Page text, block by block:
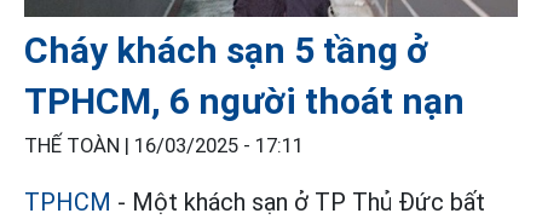
Cháy khách sạn 5 tầng ở
TPHCM, 6 người thoát nạn
THẾ TOÀN | 16/03/2025 - 17:11
TPHCM - Một khách sạn ở TP Thủ Đức bất